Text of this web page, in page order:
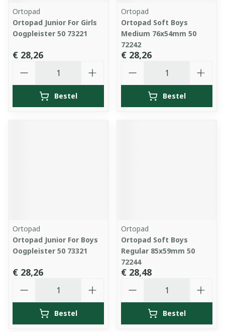
Ortopad
Ortopad Junior For Girls
Oogpleister 50 73221
€ 28,26
Bestel
Ortopad
Ortopad Soft Boys
Medium 76x54mm 50
72242
€ 28,26
Bestel
Ortopad
Ortopad Junior For Boys
Oogpleister 50 73321
€ 28,26
Bestel
Ortopad
Ortopad Soft Boys
Regular 85x59mm 50
72244
€ 28,48
Bestel